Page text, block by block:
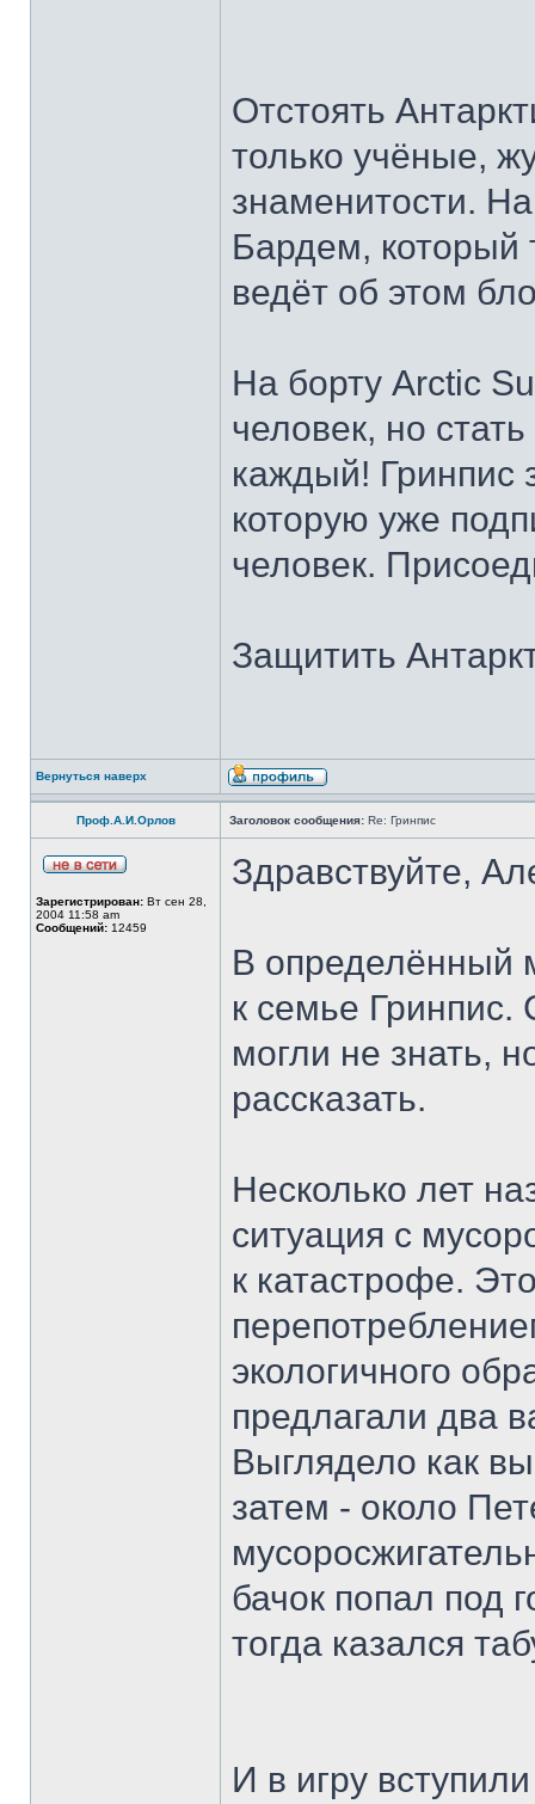
Отстоять
только учёные,
знаменитости.
Бардем, который
ведёт об этом
На борту Arctic
человек, но
каждый! Гринпис
которую уже
человек.
Защитить
Вернуться наверх
Проф.А.И.Орлов Заголовок сообщения: Re: Гринпис
Зарегистрирован: Вт сен 28,
2004 11:58 am
Сообщений: 12459
Здравствуйте,
В определённый
к семье Гринпис.
могли не знать,
рассказать.
Несколько лет
ситуация с
к катастрофе.
экологичного
предлагали два
Выглядело как
затем - около
бачок попал под
тогда казался
И в игру